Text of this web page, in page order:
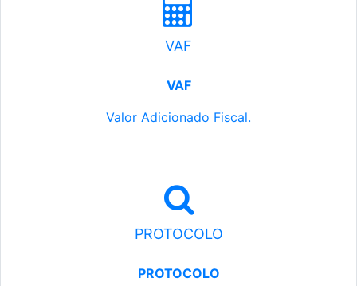
VAF
VAF
Valor Adicionado Fiscal.
PROTOCOLO
PROTOCOLO